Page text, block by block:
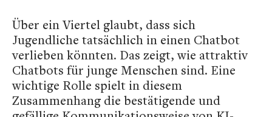
Über ein Viertel glaubt, dass sich
Jugendliche tatsächlich in einen Chatbot
verlieben könnten. Das zeigt, wie attraktiv
Chatbots für junge Menschen sind. Eine
wichtige Rolle spielt in diesem
Zusammenhang die bestätigende und